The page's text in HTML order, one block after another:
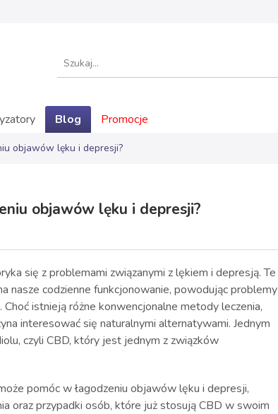
Blog Promocje
objawów lęku i depresji?
objawów lęku i depresji?
się z problemami związanymi z lękiem i depresją. Te
nasze codzienne funkcjonowanie, powodując problemy
istnieją różne konwencjonalne metody leczenia,
interesować się naturalnymi alternatywami. Jednym
czyli CBD, który jest jednym z związków
pomóc w łagodzeniu objawów lęku i depresji,
oraz przypadki osób, które już stosują CBD w swoim